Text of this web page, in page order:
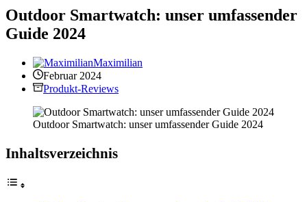
Outdoor Smartwatch: unser umfassender
Guide 2024
Maximilian
Februar 2024
Produkt-Reviews
Outdoor Smartwatch: unser umfassender Guide 2024
Inhaltsverzeichnis